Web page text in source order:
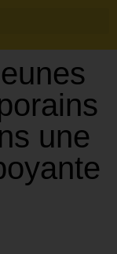
une